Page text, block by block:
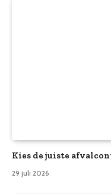
Kies de juiste
29 juli 2026